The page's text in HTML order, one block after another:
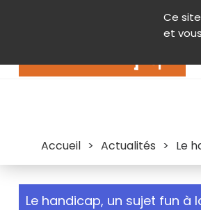
Ce
et
Contenu
Accueil > Actualités > Le
Le handicap, un sujet fun à